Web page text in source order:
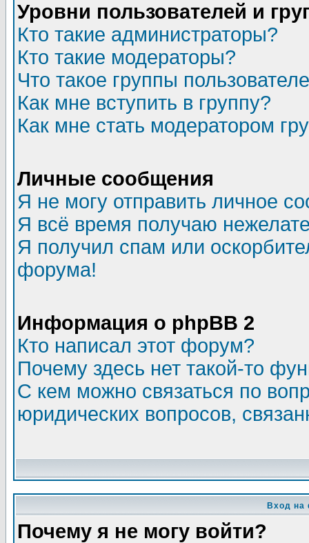
Уровни пользователей и
Кто такие администраторы?
Кто такие модераторы?
Что такое группы
Как мне вступить в группу?
Как мне стать модератором
Личные сообщения
Я не могу отправить личное
Я всё время получаю
Я получил спам или
форума!
Информация о phpBB 2
Кто написал этот форум?
Почему здесь нет такой-то
С кем можно связаться по
юридических вопросов,
Вход на
Почему я не могу войти?